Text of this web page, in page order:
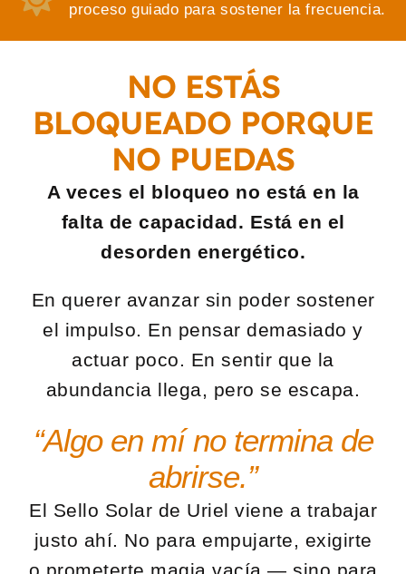
proceso guiado para sostener la frecuencia.
NO ESTÁS
BLOQUEADO PORQUE
NO PUEDAS
A veces el bloqueo no está en la
falta de capacidad. Está en el
desorden energético.
En querer avanzar sin poder sostener
el impulso. En pensar demasiado y
actuar poco. En sentir que la
abundancia llega, pero se escapa.
“Algo en mí no termina de
abrirse.”
El Sello Solar de Uriel viene a trabajar
justo ahí. No para empujarte, exigirte